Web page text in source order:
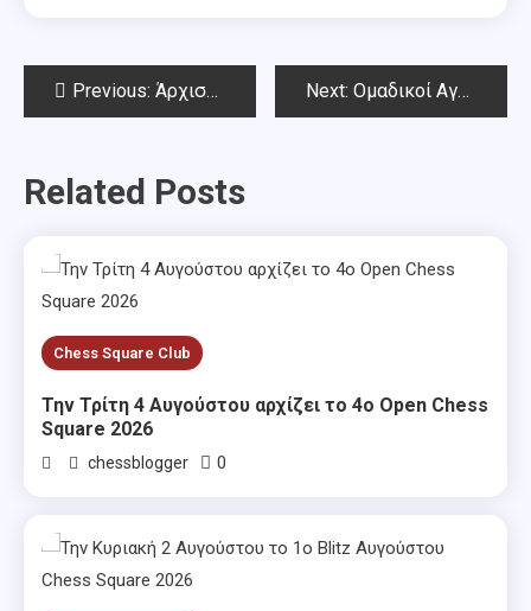
PostPrevious: Άρχισε χθες το19ο Open Τριαντάφυλλος Σιαπέρας Next: Ομαδικοί Αγώνες Αττικής 21/01/2024
Related Posts
Chess Square Club
Την Τρίτη 4 Αυγούστου αρχίζει το 4ο Open Chess
Square 2026
chessblogger 0